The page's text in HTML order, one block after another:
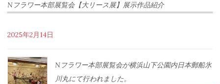
Nフラワー本部展覧会【大リース展】展示作品紹介
2025年2月14日
Nフラワー本部展覧会が横浜山下公園内日本郵船氷
川丸にて行われました。